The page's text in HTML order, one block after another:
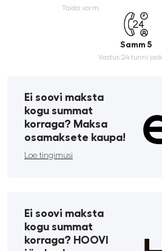
Täida vorm.
Samm 5
Vastus 24 tunni
Ei soovi maksta
kogu summat
korraga? Maksa
osamaksete kaupa!
Loe tingimusi
Ei soovi maksta
kogu summat
korraga? HOOVI